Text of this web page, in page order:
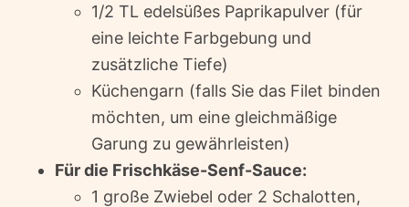
1/2 TL edelsüßes Paprikapulver (für
eine leichte Farbgebung und
zusätzliche Tiefe)
Küchengarn (falls Sie das Filet binden
möchten, um eine gleichmäßige
Garung zu gewährleisten)
Für die Frischkäse-Senf-Sauce:
1 große Zwiebel oder 2 Schalotten,